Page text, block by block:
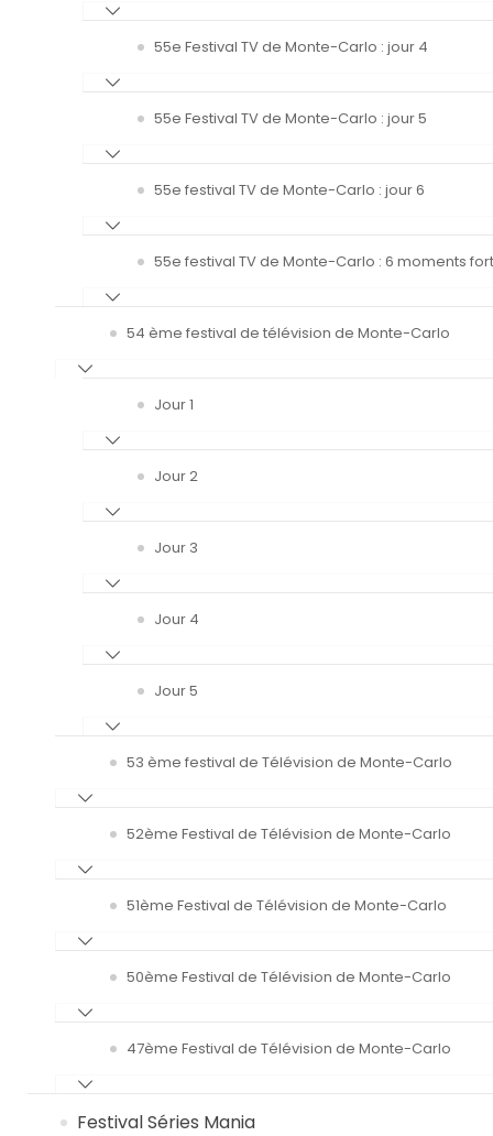
55e Festival TV de Monte-Carlo : jour 4
55e Festival TV de Monte-Carlo : jour 5
55e festival TV de Monte-Carlo : jour 6
55e festival TV de Monte-Carlo : 6 moments
54 ème festival de télévision de Monte-Carlo
Jour 1
Jour 2
Jour 3
Jour 4
Jour 5
53 ème festival de Télévision de Monte-Carlo
52ème Festival de Télévision de Monte-Carlo
51ème Festival de Télévision de Monte-Carlo
50ème Festival de Télévision de Monte-Carlo
47ème Festival de Télévision de Monte-Carlo
Festival Séries Mania